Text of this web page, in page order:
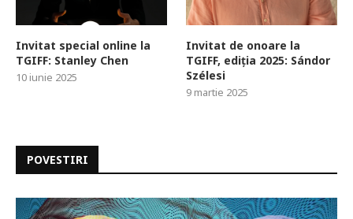
Invitat special online la
TGIFF: Stanley Chen
10 iunie 2025
Invitat de onoare la
TGIFF, ediția 2025: Sándor
Szélesi
9 martie 2025
POVESTIRI